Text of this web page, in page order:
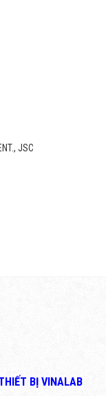
JSC
BỊ VINALAB